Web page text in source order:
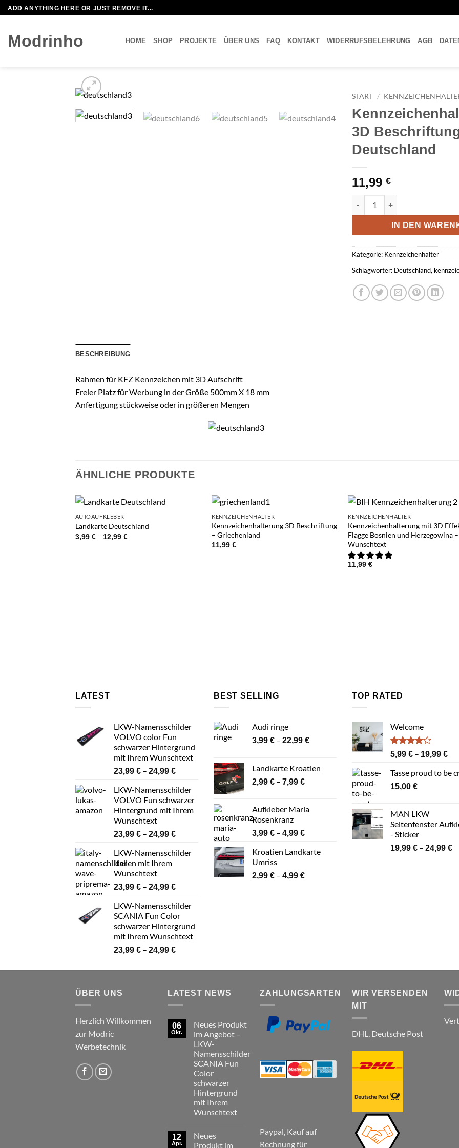
Zum
Inhalt
ADD ANYTHING HERE OR JUST REMOVE IT...
Modrinho HOME SHOP PROJEKTE ÜBER UNS FAQ KONTAKT WIDERRUFSBELEHRUNG AGB
START /
3D
Deutschland
11,99 €
IN DEN
Kategorie: Kennzeichenhalter
Schlagwörter: Deutschland,
BESCHREIBUNG
Rahmen für KFZ Kennzeichen mit 3D Aufschrift
Freier Platz für Werbung in der Größe 500mm X 18 mm
Anfertigung stückweise oder in größeren Mengen
ÄHNLICHE PRODUKTE
AUTOAUFKLEBER
Landkarte Deutschland
3,99 € – 12,99 €Preisspanne:
KENNZEICHENHALTER
Kennzeichenhalterung 3D Beschriftung
– Griechenland
11,99€
KENNZEICHENHALTER
Kennzeichenhalterung mit 3D
Flagge Bosnien und Herzegowina –
Wunschtext
11,99€
LATEST
LKW-Namensschilder
VOLVO color Fun
schwarzer Hintergrund
mit Ihrem Wunschtext
23,99 € – 24,99 €Preisspanne:
bis
24,99 €
LKW-Namensschilder
VOLVO Fun schwarzer
Hintergrund mit Ihrem
Wunschtext
23,99 € – 24,99 €Preisspanne:
bis
LKW-Namensschilder
Italien mit Ihrem
Wunschtext
23,99 € – 24,99 €Preisspanne:
bis
24,99 €
LKW-Namensschilder
SCANIA Fun Color
schwarzer Hintergrund
mit Ihrem Wunschtext
23,99 € – 24,99 €Preisspanne:
bis
BEST SELLING
Audi ringe
3,99 € – 22,99 €Preisspanne:
22,99 €
Landkarte Kroatien
2,99 € – 7,99 €Preisspanne:
7,99 €
Aufkleber Maria
Rosenkranz
3,99 € – 4,99 €Preisspanne:
bis
Kroatien Landkarte
Umriss
2,99 € – 4,99 €Preisspanne:
TOP RATED
Welcome
Bewertet
mit
von 5
5,99 € – 19,99 €
bis
Tasse proud to be
15,00 €
MAN LKW
Seitenfenster
- Sticker
19,99 € – 24,99 €
ÜBER UNS
Herzlich Willkommen
zur Modric
Werbetechnik
LATEST NEWS
06
Okt.
Neues Produkt
im Angebot –
LKW-
Namensschilder
SCANIA Fun
Color
schwarzer
Hintergrund
mit Ihrem
Wunschtext
zu
Neues
12
Apr.
Neues
Produkt im
ZAHLUNGSARTEN
Paypal, Kauf auf
Rechnung für
WIR VERSENDEN
MIT
DHL, Deutsche Post